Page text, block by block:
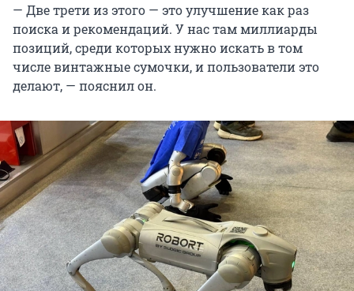
— Две трети из этого — это улучшение как раз
поиска и рекомендаций. У нас там миллиарды
позиций, среди которых нужно искать в том
числе винтажные сумочки, и пользователи это
делают, — пояснил он.